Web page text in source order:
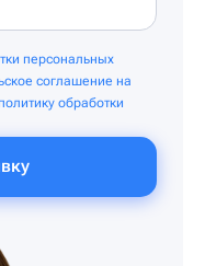
персональных
соглашение на
обработки